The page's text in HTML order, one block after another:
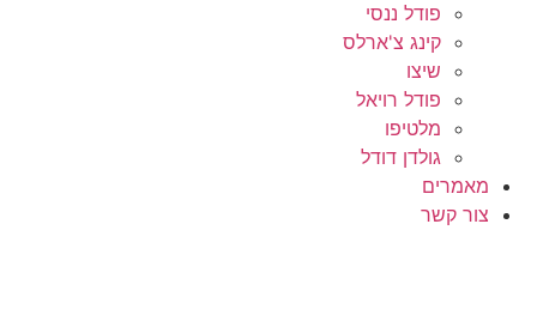
פודל ננסי
קינג צ'ארלס
שיצו
פודל רויאל
מלטיפו
גולדן דודל
מאמרים
צור קשר